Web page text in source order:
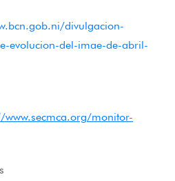
divulgacion-
evolucion-del-imae-de-abril-
www.secmca.org/monitor-